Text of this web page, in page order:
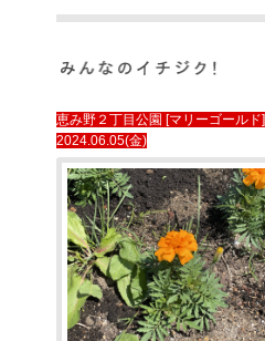
恵み野２丁目公園 [マリーゴールド]
2024.06.05(金)